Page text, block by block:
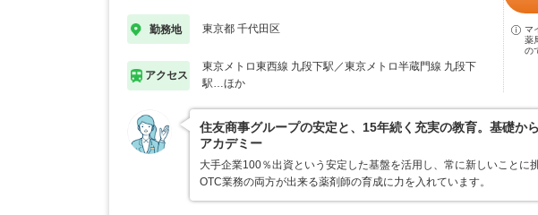
勤務地 東京都 千代田区
アクセス
東京メトロ東西線 九段下駅／東京メトロ半蔵門線 九段下
駅…ほか
マ
薬
の
住友商事グループの安定と、15年続く充実の教育。基礎か
アカデミー
大手企業100％出資という安定した基盤を活用し、常に新しいことに
OTC業務の両方が出来る薬剤師の育成に力を入れています。